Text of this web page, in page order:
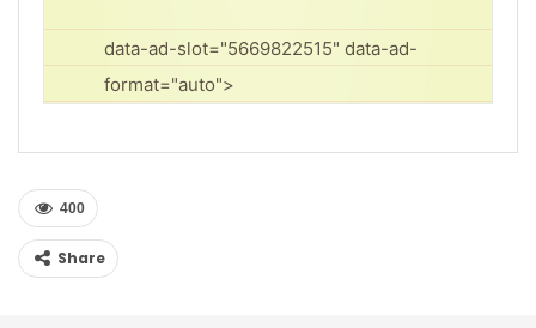
data-ad-slot="5669822515" data-ad-
format="auto">
400
Share